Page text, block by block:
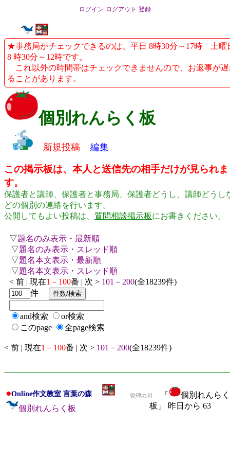
ログイン ログアウト 登録
★事務局がチェックできるのは、平日 8時30分～17時 土曜
8 時30分～12時です。
これ以外の時間帯はチェックできませんので、お返事が
ることがあります。
個別れんらく板
新規投稿 編集
この掲示板は、本人と送信先の相手だけが見られま
す。
保護者と講師、保護者と事務局、保護者どうし、講師どうし
どの個別の連絡を行います。
公開してもよい投稿は、 質問相談掲示板にお書きください。
▽題名のみ表示・最新順
|▽題名のみ表示・スレッド順
|▽題名本文表示・最新順
|▽題名本文表示・スレッド順
< 前 | 現在1－100番 | 次 > 101－200(全18239件)
件
and検索
or検索
このpage
全page検索
< 前 | 現在1－100番 | 次 > 101－200(全18239件)
●Online作文教室 言葉の森
個別れんらく板
管理の川 「
個別れんらく
板」 昨日から 63